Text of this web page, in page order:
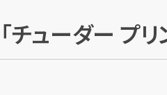
「チューダー プ